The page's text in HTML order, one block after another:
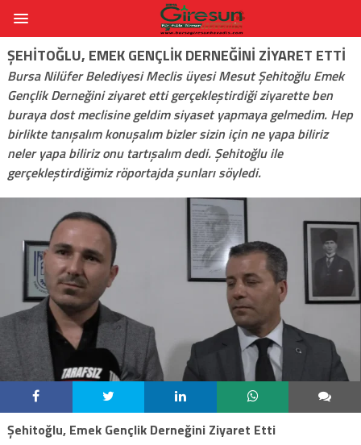
ŞEHITOĞLU, EMEK GENÇLIK DERNEĞINI ZIYARET ETTI
Bursa Nilüfer Belediyesi Meclis üyesi Mesut Şehitoğlu Emek
Gençlik Derneğini ziyaret etti gerçekleştirdiği ziyarette ben
buraya dost meclisine geldim siyaset yapmaya gelmedim. Hep
birlikte tanışalım konuşalım bizler sizin için ne yapa biliriz
neler yapa biliriz onu tartışalım dedi. Şehitoğlu ile
gerçekleştirdiğimiz röportajda şunları söyledi.
Şehitoğlu, Emek Gençlik Derneğini Ziyaret Etti